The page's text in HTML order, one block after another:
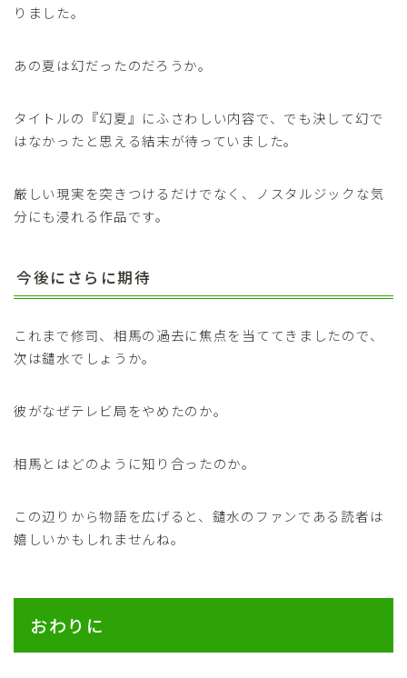
りました。
あの夏は幻だったのだろうか。
タイトルの『幻夏』にふさわしい内容で、でも決して幻で
はなかったと思える結末が待っていました。
厳しい現実を突きつけるだけでなく、ノスタルジックな気
分にも浸れる作品です。
今後にさらに期待
これまで修司、相馬の過去に焦点を当ててきましたので、
次は鑓水でしょうか。
彼がなぜテレビ局をやめたのか。
相馬とはどのように知り合ったのか。
この辺りから物語を広げると、鑓水のファンである読者は
嬉しいかもしれませんね。
おわりに